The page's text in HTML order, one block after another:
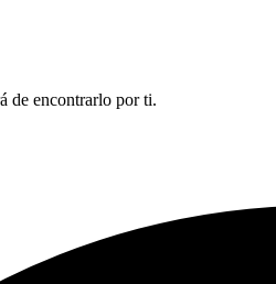
de encontrarlo por ti.